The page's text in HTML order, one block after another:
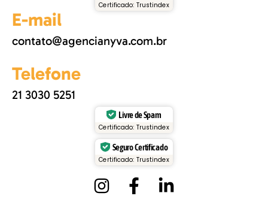
Certificado: Trustindex
E-mail
contato@agencianyva.com.br
Telefone
21 3030 5251
Livre de Spam
Certificado: Trustindex
Seguro Certificado
Certificado: Trustindex